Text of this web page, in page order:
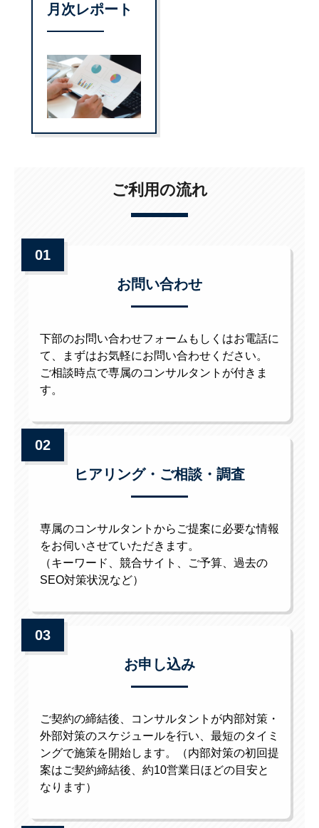
月次レポート
ご利用の流れ
お問い合わせ
下部のお問い合わせフォームもしくはお電話に
て、まずはお気軽にお問い合わせください。
ご相談時点で専属のコンサルタントが付きま
す。
01
ヒアリング・ご相談・調査
専属のコンサルタントからご提案に必要な情報
をお伺いさせていただきます。
（キーワード、競合サイト、ご予算、過去の
SEO対策状況など）
02
お申し込み
ご契約の締結後、コンサルタントが内部対策・
外部対策のスケジュールを行い、最短のタイミ
ングで施策を開始します。（内部対策の初回提
案はご契約締結後、約10営業日ほどの目安と
なります）
03